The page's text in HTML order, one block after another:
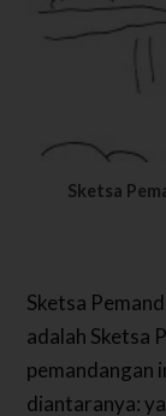
Sketsa
Sketsa
adalah Sketsa
pemandangan
diantaranya: